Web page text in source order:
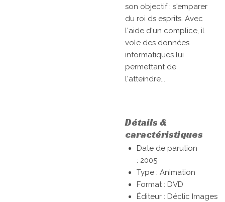
son objectif : s'emparer
du roi ds esprits. Avec
l'aide d'un complice, il
vole des données
informatiques lui
permettant de
l'atteindre...
Détails &
caractéristiques
Date de parution
: 2005
Type : Animation
Format : DVD
Éditeur : Déclic Images